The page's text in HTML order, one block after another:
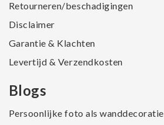
Retourneren/beschadigingen
Disclaimer
Garantie & Klachten
Levertijd & Verzendkosten
Blogs
Persoonlijke foto als wanddecoratie